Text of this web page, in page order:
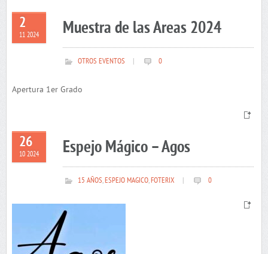
2
11 2024 Muestra de las Areas 2024
OTROS EVENTOS 0
Apertura 1er Grado
26
10 2024 Espejo Mágico – Agos
15 AÑOS,ESPEJO MAGICO,FOTERIX 0